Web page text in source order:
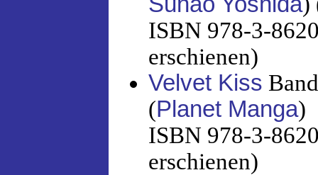
ISBN 978-3-
erschienen)
Velvet Kiss
(Planet Manga)
ISBN 978-3-
erschienen)